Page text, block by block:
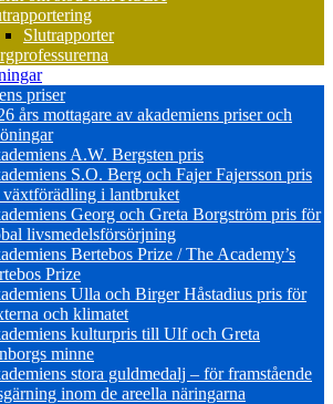
Slutrapporter
priser
års mottagare av akademiens priser och
A.W. Bergsten pris
S.O. Berg och Fajer Fajersson pris
i lantbruket
Georg och Greta Borgström pris för
livsmedelsförsörjning
Bertebos Prize / The Academy’s
Prize
Ulla och Birger Håstadius pris för
och klimatet
kulturpris till Ulf och Greta
minne
stora guldmedalj – för framstående
inom de areella näringarna